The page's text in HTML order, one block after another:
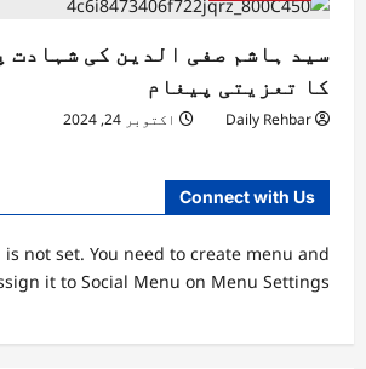
سید ہاشم صفی الدین کی شہادت
کا تعزیتی پیغام
Daily Rehbar اکتوبر 24, 2024
Connect with Us
is not set. You need to create menu and
it to Social Menu on Menu Settings.